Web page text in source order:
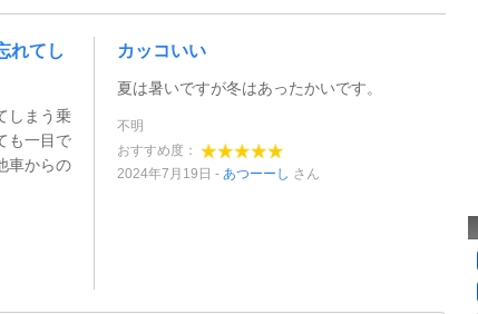
れてし
しまう乗
も一目で
車からの
カッコいい
夏は暑いですが冬はあったかいです。
不明
おすすめ度：
2024年7月19日
あつーーし さん